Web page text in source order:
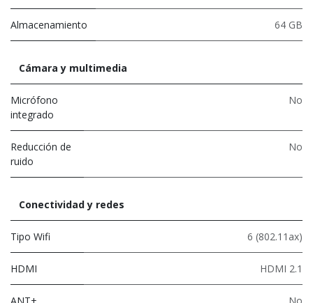
Almacenamiento 64 GB
Cámara y multimedia
Micrófono
integrado
No
Reducción de
ruido
No
Conectividad y redes
Tipo Wifi 6 (802.11ax)
HDMI HDMI 2.1